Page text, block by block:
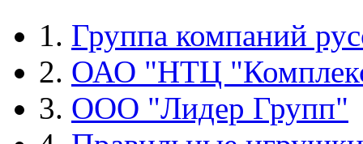
1. Группа компаний
2. ОАО "НТЦ
3. ООО "Лидер Групп"